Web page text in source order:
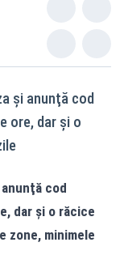
şi anunţă cod
ore, dar şi o
cod
dar şi o răcice
zone, minimele